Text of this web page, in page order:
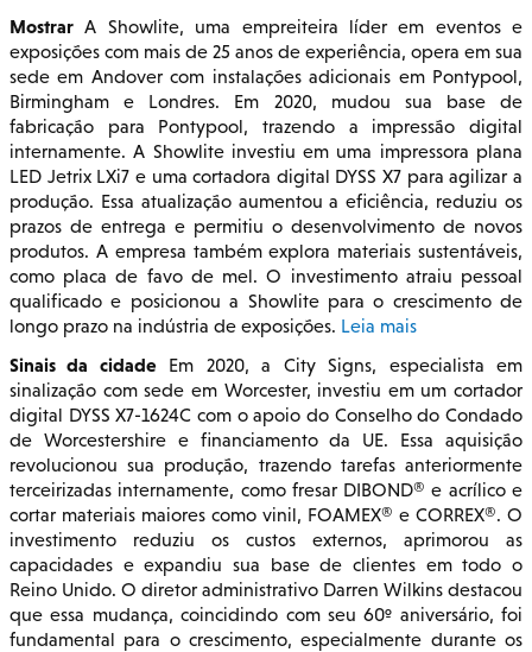
Mostrar A Showlite, uma empreiteira líder em eventos e
exposições com mais de 25 anos de experiência, opera em sua
sede em Andover com instalações adicionais em Pontypool,
Birmingham e Londres. Em 2020, mudou sua base de
fabricação para Pontypool, trazendo a impressão digital
internamente. A Showlite investiu em uma impressora plana
LED Jetrix LXi7 e uma cortadora digital DYSS X7 para agilizar a
produção. Essa atualização aumentou a eficiência, reduziu os
prazos de entrega e permitiu o desenvolvimento de novos
produtos. A empresa também explora materiais sustentáveis,
como placa de favo de mel. O investimento atraiu pessoal
qualificado e posicionou a Showlite para o crescimento de
longo prazo na indústria de exposições. Leia mais
Sinais da cidadeEm 2020, a City Signs, especialista em
sinalização com sede em Worcester, investiu em um cortador
digital DYSS X7-1624C com o apoio do Conselho do Condado
de Worcestershire e financiamento da UE. Essa aquisição
revolucionou sua produção, trazendo tarefas anteriormente
terceirizadas internamente, como fresar DIBOND® e acrílico e
cortar materiais maiores como vinil, FOAMEX® e CORREX®. O
investimento reduziu os custos externos, aprimorou as
capacidades e expandiu sua base de clientes em todo o
Reino Unido. O diretor administrativo Darren Wilkins destacou
que essa mudança, coincidindo com seu 60º aniversário, foi
fundamental para o crescimento, especialmente durante os